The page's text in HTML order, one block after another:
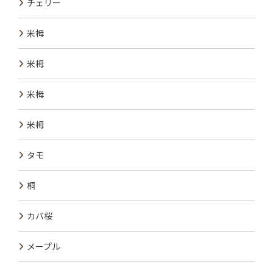
チェリー
米栂
米栂
米栂
米栂
タモ
桐
カバ桜
メープル